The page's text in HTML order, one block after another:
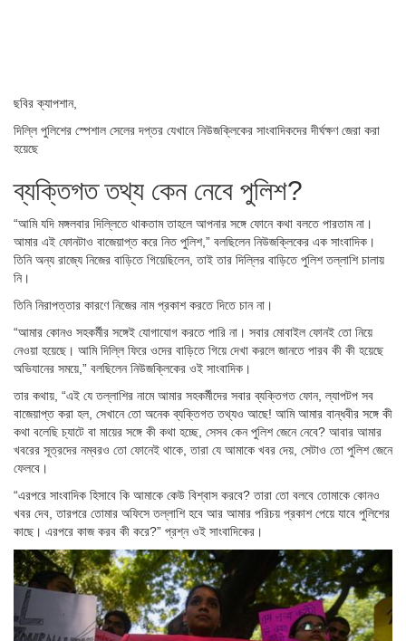
ছবির ক্যাপশান,
দিল্লি পুলিশের স্পেশাল সেলের দপ্তর যেখানে নিউজক্লিকের সাংবাদিকদের দীর্ঘক্ষণ জেরা করা
হয়েছে
ব্যক্তিগত তথ্য কেন নেবে পুলিশ?
“আমি যদি মঙ্গলবার দিল্লিতে থাকতাম তাহলে আপনার সঙ্গে ফোনে কথা বলতে পারতাম না।
আমার এই ফোনটাও বাজেয়াপ্ত করে নিত পুলিশ,” বলছিলেন নিউজক্লিকের এক সাংবাদিক।
তিনি অন্য রাজ্যে নিজের বাড়িতে গিয়েছিলেন, তাই তার দিল্লির বাড়িতে পুলিশ তল্লাশি চালায়
নি।
তিনি নিরাপত্তার কারণে নিজের নাম প্রকাশ করতে দিতে চান না।
“আমার কোনও সহকর্মীর সঙ্গেই যোগাযোগ করতে পারি না। সবার মোবাইল ফোনই তো নিয়ে
নেওয়া হয়েছে। আমি দিল্লি ফিরে ওদের বাড়িতে গিয়ে দেখা করলে জানতে পারব কী কী হয়েছে
অভিযানের সময়ে,” বলছিলেন নিউজক্লিকের ওই সাংবাদিক।
তার কথায়, “এই যে তল্লাশির নামে আমার সহকর্মীদের সবার ব্যক্তিগত ফোন, ল্যাপটপ সব
বাজেয়াপ্ত করা হল, সেখানে তো অনেক ব্যক্তিগত তথ্যও আছে! আমি আমার বান্ধবীর সঙ্গে কী
কথা বলেছি চ্যাটে বা মায়ের সঙ্গে কী কথা হচ্ছে, সেসব কেন পুলিশ জেনে নেবে? আবার আমার
খবরের সূত্রদের নম্বরও তো ফোনেই থাকে, তারা যে আমাকে খবর দেয়, সেটাও তো পুলিশ জেনে
ফেলবে।
“এরপরে সাংবাদিক হিসাবে কি আমাকে কেউ বিশ্বাস করবে? তারা তো বলবে তোমাকে কোনও
খবর দেব, তারপরে তোমার অফিসে তল্লাশি হবে আর আমার পরিচয় প্রকাশ পেয়ে যাবে পুলিশের
কাছে। এরপরে কাজ করব কী করে?” প্রশ্ন ওই সাংবাদিকের।